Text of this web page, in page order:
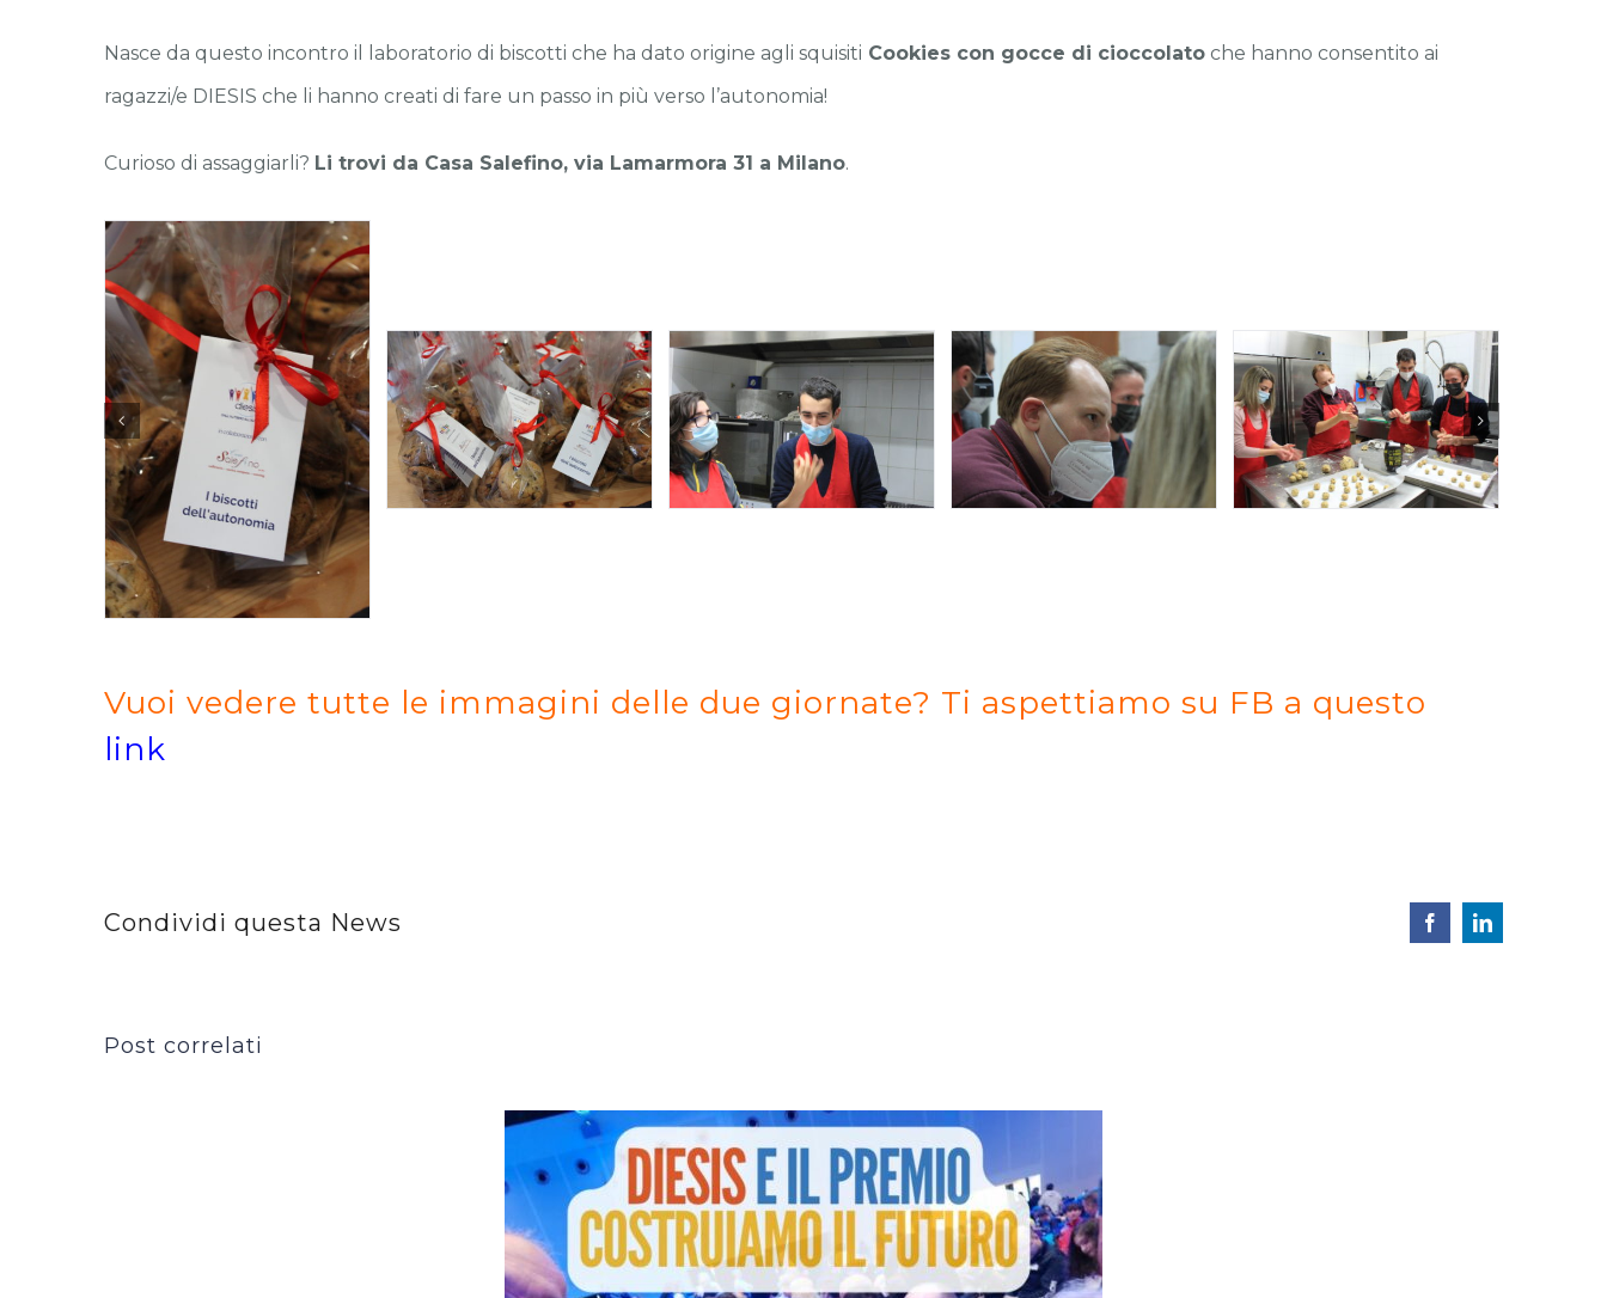
Nasce da questo incontro il laboratorio di biscotti che ha dato origine agli squisiti Cookies con gocce di cioccolatoche hanno consentito ai
ragazzi/e DIESIS che li hanno creati di fare un passo in più verso l’autonomia!
Curioso di assaggiarli? Li trovi da Casa Salefino, via Lamarmora 31 a Milano.
Vuoi vedere tutte le immagini delle due giornate? Ti aspettiamo su FB a questo
link
Condividi questa News FacebookLinkedIn
Post correlati